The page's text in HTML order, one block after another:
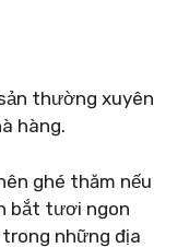
thường xuyên
hàng.
ghé thăm nếu
bắt tươi ngon
những địa